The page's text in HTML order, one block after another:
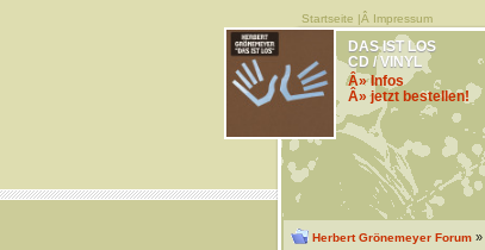
Startseite |Â Impressum
DAS IST LOS
CD / VINYL
Â» Infos
Â» jetzt bestellen!
Herbert Grönemeyer Forum»